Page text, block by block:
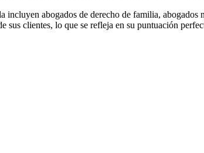
abogados de derecho de familia,
sus clientes, lo que se refleja en su puntuación